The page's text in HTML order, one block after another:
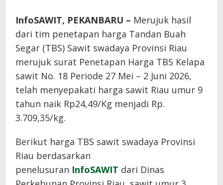
InfoSAWIT, PEKANBARU – Merujuk hasil
dari tim penetapan harga Tandan Buah
Segar (TBS) Sawit swadaya Provinsi Riau
merujuk surat Penetapan Harga TBS Kelapa
sawit No. 18 Periode 27 Mei – 2 Juni 2026,
telah menyepakati harga sawit Riau umur 9
tahun naik Rp24,49/Kg menjadi Rp.
3.709,35/kg.
Berikut harga TBS sawit swadaya Provinsi
Riau berdasarkan
penelusuran InfoSAWIT dari Dinas